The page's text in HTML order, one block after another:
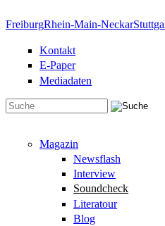
FreiburgRhein-Main-Neckar
Kontakt
E-Paper
Mediadaten
Magazin
Newsflash
Interview
Soundcheck
Literatour
Blog